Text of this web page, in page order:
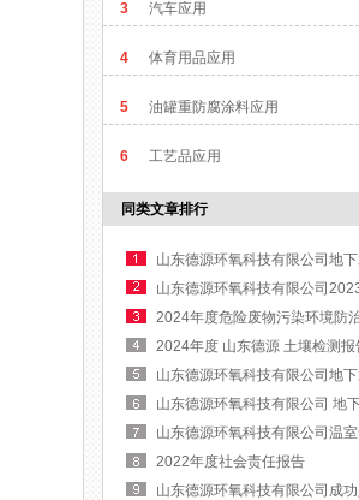
3 汽车应用
4 体育用品应用
5 油罐重防腐涂料应用
6 工艺品应用
同类文章排行
2024年度 山东德源 土壤检测报
2022年度社会责任报告